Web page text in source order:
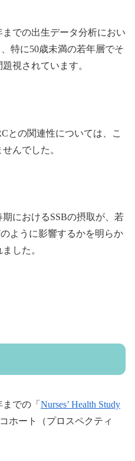
での出生データ分析におい
特に50歳未満の若年層でそ
視されています。
との関連性については、こ
んでした。
におけるSSBの摂取が、若
ように影響するかを明らか
した。
での「 Nurses’ Health Study
ホート（プロスペクティ